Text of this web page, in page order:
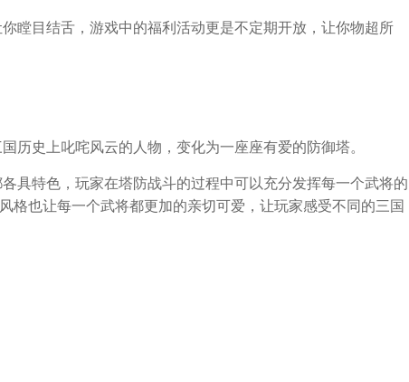
瞠目结舌，游戏中的福利活动更是不定期开放，让你物超所
历史上叱咤风云的人物，变化为一座座有爱的防御塔。
具特色，玩家在塔防战斗的过程中可以充分发挥每一个武将的
格也让每一个武将都更加的亲切可爱，让玩家感受不同的三国